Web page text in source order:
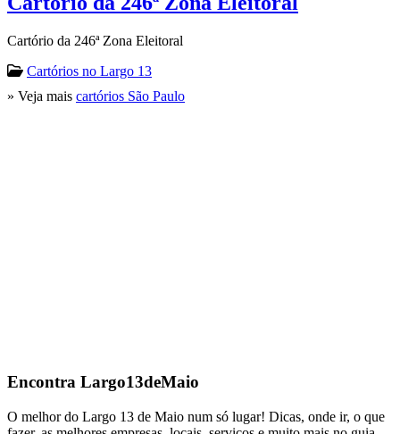
Cartório da 246ª Zona Eleitoral
Cartórios no Largo 13
» Veja mais cartórios São Paulo
Encontra Largo13deMaio
O melhor do Largo 13 de Maio num só lugar! Dicas, onde ir, o que